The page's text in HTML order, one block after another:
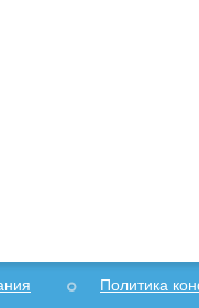
Политика